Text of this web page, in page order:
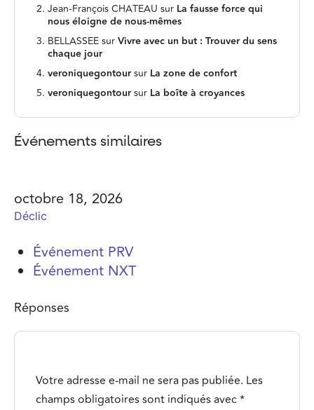
Jean-François CHATEAU sur La fausse force qui
nous éloigne de nous-mêmes
BELLASSEEsurVivre avec un but : Trouver du sens
chaque jour
veroniquegontoursur La zone de confort
veroniquegontoursur La boîte à croyances
Événements similaires
octobre 18, 2026
Déclic
Événement PRV
Événement NXT
Réponses
Votre adresse e-mail ne sera pas publiée. Les
champs obligatoires sont indiqués avec*